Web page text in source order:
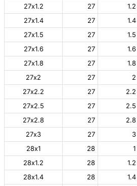
27х1.2
27 1.2
27х1.4
27 1.4
27х1.5
27 1.5
27х1.6
27 1.6
27х1.8
27 1.8
27х2
27 2
27х2.2
27 2.2
27х2.5
27 2.5
27х2.8
27 2.8
27х3
27 3
28х1
28 1
28х1.2
28 1.2
28х1.4
28 1.4